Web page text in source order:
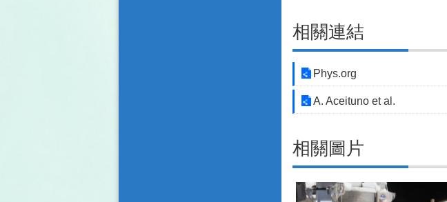
相關連結
Phys.org
A. Aceituno et al.
相關圖片